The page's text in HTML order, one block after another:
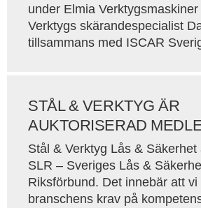
under Elmia
Verktygs skärandespecialist
tillsammans med ISCAR
STÅL & VERKTYG ÄR
AUKTORISERAD
Stål & Verktyg Lås & Säkerhet
SLR – Sveriges Lås &
Riksförbund. Det innebär att
branschens krav på